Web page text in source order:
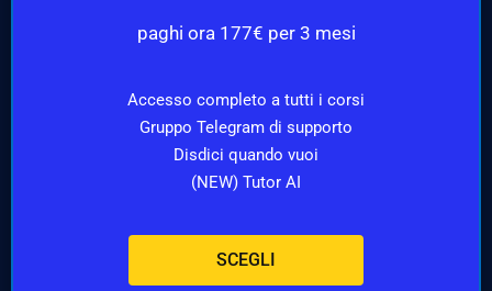
paghi ora 177€ per 3 mesi
Accesso completo a tutti i corsi
Gruppo Telegram di supporto
Disdici quando vuoi
(NEW) Tutor AI
SCEGLI